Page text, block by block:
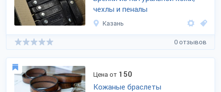
чехлы и пеналы
Казань
0 отзывов
Цена от 150
Кожаные браслеты